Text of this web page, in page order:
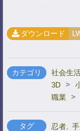
ダウンロード
カテゴリ 社会生
3D
>
職業
>
タグ 忍者,